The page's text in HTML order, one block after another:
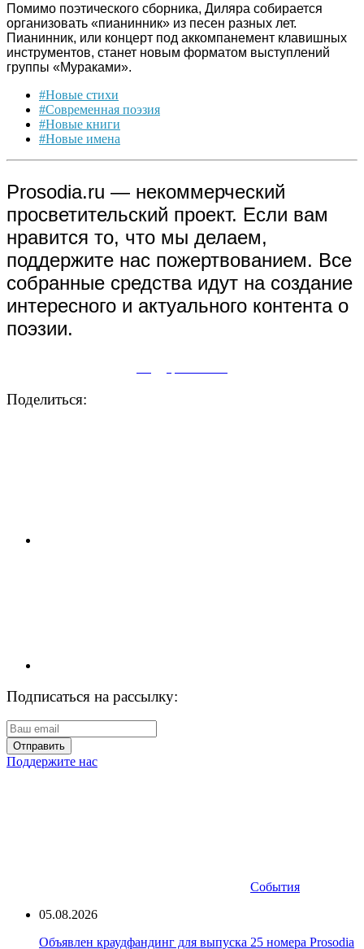
Помимо поэтического сборника, Диляра собирается
организовать «пианинник» из песен разных лет.
Пианинник, или концерт под аккомпанемент клавишных
инструментов, станет новым форматом выступлений
группы «Мураками».
#Новые стихи
#Современная поэзия
#Новые книги
#Новые имена
Prosodia.ru — некоммерческий
просветительский проект. Если вам
нравится то, что мы делаем,
поддержите нас пожертвованием. Все
собранные средства идут на создание
интересного и актуального контента о
поэзии.
Поделиться:
Подписаться на рассылку:
Отправить
Поддержите нас
События
05.08.2026
Объявлен краудфандинг для выпуска 25 номера Prosodia